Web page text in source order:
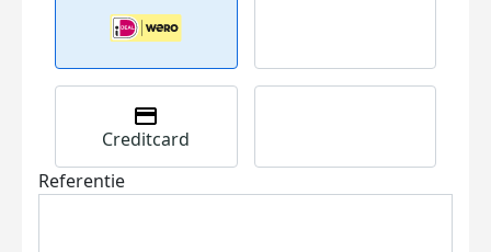
Creditcard
Referentie